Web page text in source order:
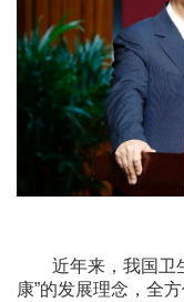
近年来，我国卫
康”的发展理念，全